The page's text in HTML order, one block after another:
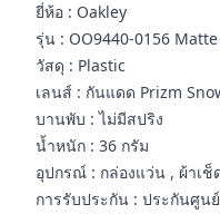
ยี่ห้อ : Oakley
รุ่น : OO9440-0156
วัสดุ : Plastic
เลนส์ : กันแดด Prizm
บานพับ : ไม่มีสปริง
น้ำหนัก : 36 กรัม
อุปกรณ์ : กล่องแว่น , ผ้าเช็
การรับประกัน : ประกันศูน